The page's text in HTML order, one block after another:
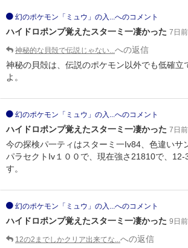
幻のポケモン「ミュウ」の入...へのコメント
ハイドロポンプ覚えたスタ一ミ一凄かった 7日前
神秘的な貝殻で伝説じゃない... への返信
神秘の貝殻は、伝説のポケモン以外でも低確立
よ。
幻のポケモン「ミュウ」の入...へのコメント
ハイドロポンプ覚えたスタ一ミ一凄かった 7日前
今の探検パ一ティはスターミ一Iv84、色違いサ
パラセクトIv１００で、現在強さ21810で、12-
す。
幻のポケモン「ミュウ」の入...へのコメント
ハイドロポンプ覚えたスタ一ミ一凄かった 9日前
12の2までしかクリア出来てな... への返信